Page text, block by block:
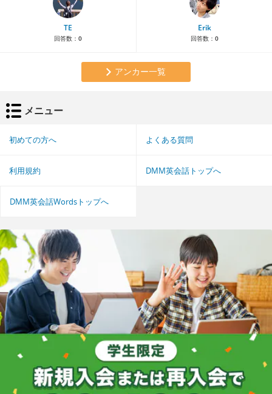
TE
回答数： 0
Erik
回答数： 0
アンカー一覧
メニュー
初めての方へ よくある質問
利用規約 DMM英会話トップへ
DMM英会話Wordsトップへ